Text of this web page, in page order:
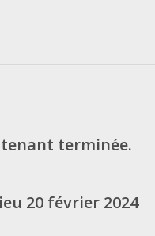
terminée.
20 février 2024